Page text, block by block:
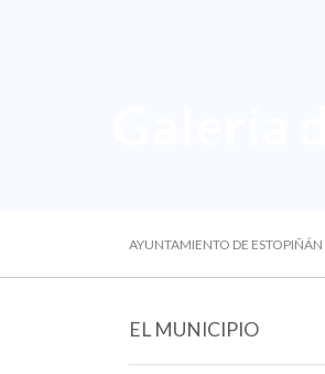
AYUNTAMIENTO DE ESTOPIÑÁN
EL MUNICIPIO